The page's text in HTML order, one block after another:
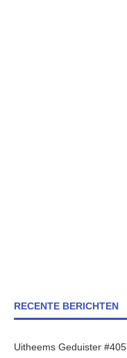
RECENTE BERICHTEN
Uitheems Geduister #405